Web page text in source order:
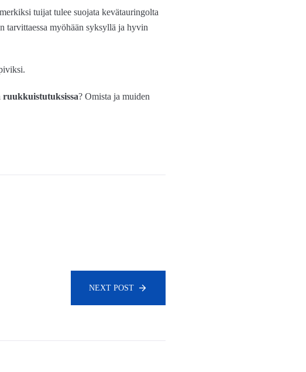
tuijat tulee suojata kevätauringolta
tarvittaessa myöhään syksyllä ja hyvin
ruukkuistutuksissa? Omista ja muiden
NEXT POST